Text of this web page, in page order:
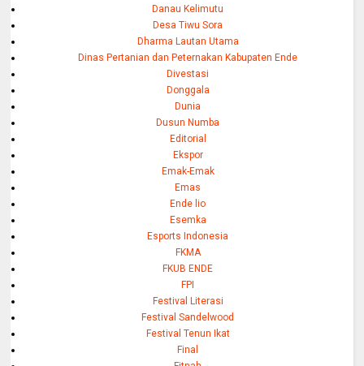
Danau Kelimutu
Desa Tiwu Sora
Dharma Lautan Utama
Dinas Pertanian dan Peternakan Kabupaten Ende
Divestasi
Donggala
Dunia
Dusun Numba
Editorial
Ekspor
Emak-Emak
Emas
Ende lio
Esemka
Esports Indonesia
FKMA
FKUB ENDE
FPI
Festival Literasi
Festival Sandelwood
Festival Tenun Ikat
Final